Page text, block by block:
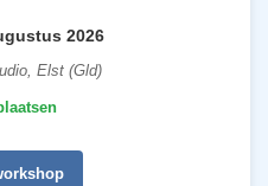
2026
Elst (Gld)